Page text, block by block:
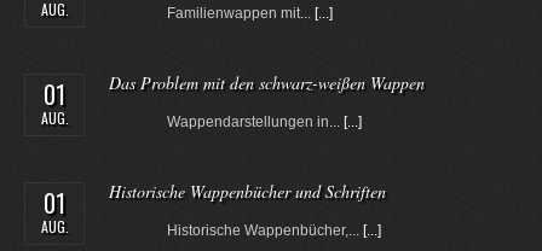
AUG. Familienwappen mit... [...]
01
AUG.
Das Problem mit den schwarz-weißen Wappen
Wappendarstellungen in... [...]
01
AUG.
Historische Wappenbücher und Schriften
Historische Wappenbücher,... [...]